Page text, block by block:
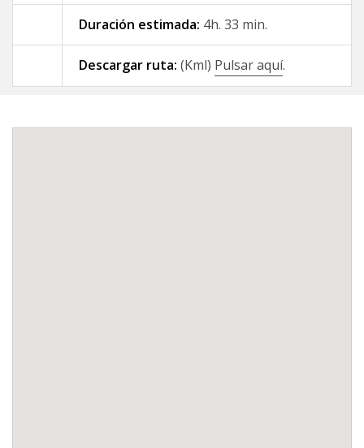
09 - A Gándara - Santiago de
Compostela
Duración estimada: 4h. 33 min.
Descargar ruta: (Kml) Pulsar aquí.